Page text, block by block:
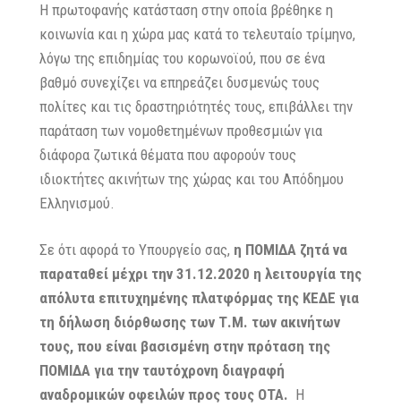
Η πρωτοφανής κατάσταση στην οποία βρέθηκε η
κοινωνία και η χώρα μας κατά το τελευταίο τρίμηνο,
λόγω της επιδημίας του κορωνοϊού, που σε ένα
βαθμό συνεχίζει να επηρεάζει δυσμενώς τους
πολίτες και τις δραστηριότητές τους, επιβάλλει την
παράταση των νομοθετημένων προθεσμιών για
διάφορα ζωτικά θέματα που αφορούν τους
ιδιοκτήτες ακινήτων της χώρας και του Απόδημου
Ελληνισμού.
Σε ότι αφορά το Υπουργείο σας, η ΠΟΜΙΔΑ ζητά να
παραταθεί μέχρι την 31.12.2020 η λειτουργία της
απόλυτα επιτυχημένης πλατφόρμας της ΚΕΔΕ για
τη δήλωση διόρθωσης των Τ.Μ. των ακινήτων
τους, που είναι βασισμένη στην πρόταση της
ΠΟΜΙΔΑ για την ταυτόχρονη διαγραφή
αναδρομικών οφειλών προς τους ΟΤΑ. Η